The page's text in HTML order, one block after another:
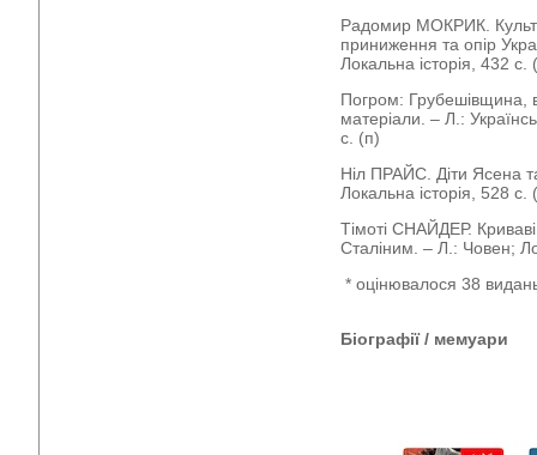
Радомир МОКРИК.
приниження та опір
Локальна історія, 432 с.
Погром: Грубешівщина,
матеріали. – Л.:
с. (п)
Ніл ПРАЙС. Діти Ясена та
Локальна історія, 528 с.
Тімоті СНАЙДЕР.
Сталіним. – Л.: Човен;
* оцінювалося 38
Біографії / мемуари